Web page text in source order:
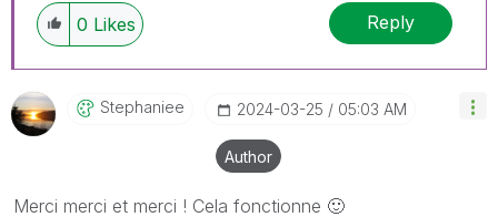
0 Likes Reply
Stephaniee ‎2024-03-25 05:03 AM
Author
Merci merci et merci ! Cela fonctionne 🙂